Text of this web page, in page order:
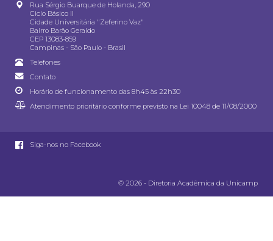
Rua Sérgio Buarque de Holanda, 290
Ciclo Básico II
Cidade Universitária "Zeferino Vaz"
Bairro Barão Geraldo
CEP 13083-859
Campinas - São Paulo - Brasil
Telefones
Contato
Horário de funcionamento das 8h45 às 22h30
Atendimento prioritário conforme previsto na Lei 10048 de 11/08/2000
Siga-nos no Facebook
© 2026 - Diretoria Acadêmica da Unicamp